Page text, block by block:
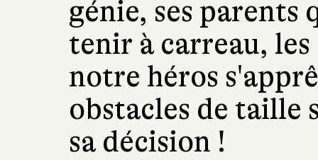
génie, ses parents
tenir à carreau,
notre héros
obstacles de taille
sa décision !